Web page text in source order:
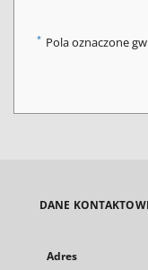
* Pola oznaczone
DANE
Adres